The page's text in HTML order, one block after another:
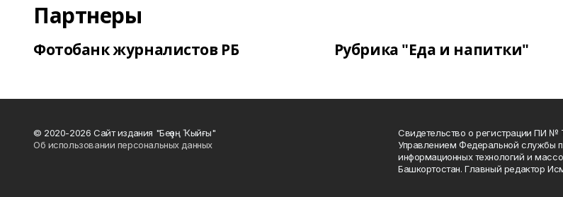
Партнеры
Фотобанк журналистов РБ Рубрика "Еда и напитки"
© 2020-2026 Сайт издания "Беҙҙең Ҡыйғы"
Об использовании персональных данных
Свидетельство о регистрации ПИ №
Управлением Федеральной службы
информационных технологий и
Башкортостан. Главный редактор